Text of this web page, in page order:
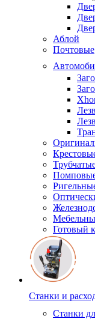
Аблой
Почтовые
Готовый
Станки и
Станки